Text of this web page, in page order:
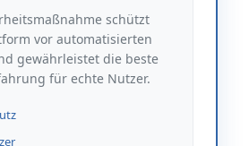
schützt
vor automatisierten
gewährleistet die beste
für echte Nutzer.